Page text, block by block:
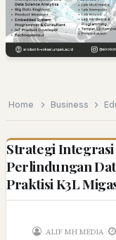
Home Business
Strategi
Perlindungan
Praktisi K3L
ALIF MH MEDIA